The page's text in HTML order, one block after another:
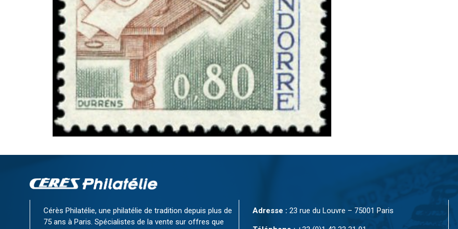
Cérès Philatélie, une philatélie de tradition depuis plus de
75 ans à Paris. Spécialistes de la vente sur offres que
Adresse : 23 rue du Louvre – 75001 Paris